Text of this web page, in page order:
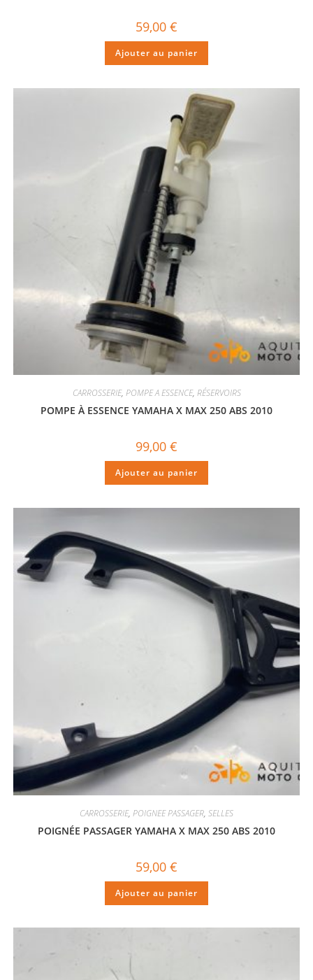
59,00 €
Ajouter au panier
CARROSSERIE, POMPE A ESSENCE, RÉSERVOIRS
POMPE À ESSENCE YAMAHA X MAX 250 ABS 2010
99,00 €
Ajouter au panier
CARROSSERIE, POIGNEE PASSAGER, SELLES
POIGNÉE PASSAGER YAMAHA X MAX 250 ABS 2010
59,00 €
Ajouter au panier